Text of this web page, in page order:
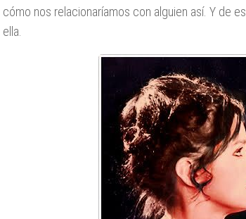
cómo nos relacionaríamos con alguien así. Y de
ella.